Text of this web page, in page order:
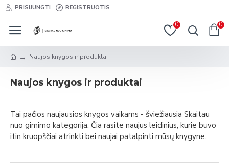
PRISIJUNGTI REGISTRUOTIS
0 0
Naujos knygos ir produktai
Naujos knygos ir produktai
Tai pačios naujausios knygos vaikams - šviežiausia Skaitau
nuo gimimo kategorija. Čia rasite naujus leidinius, kurie buvo
itin kruopščiai atrinkti bei naujai patalpinti mūsų knygyne.